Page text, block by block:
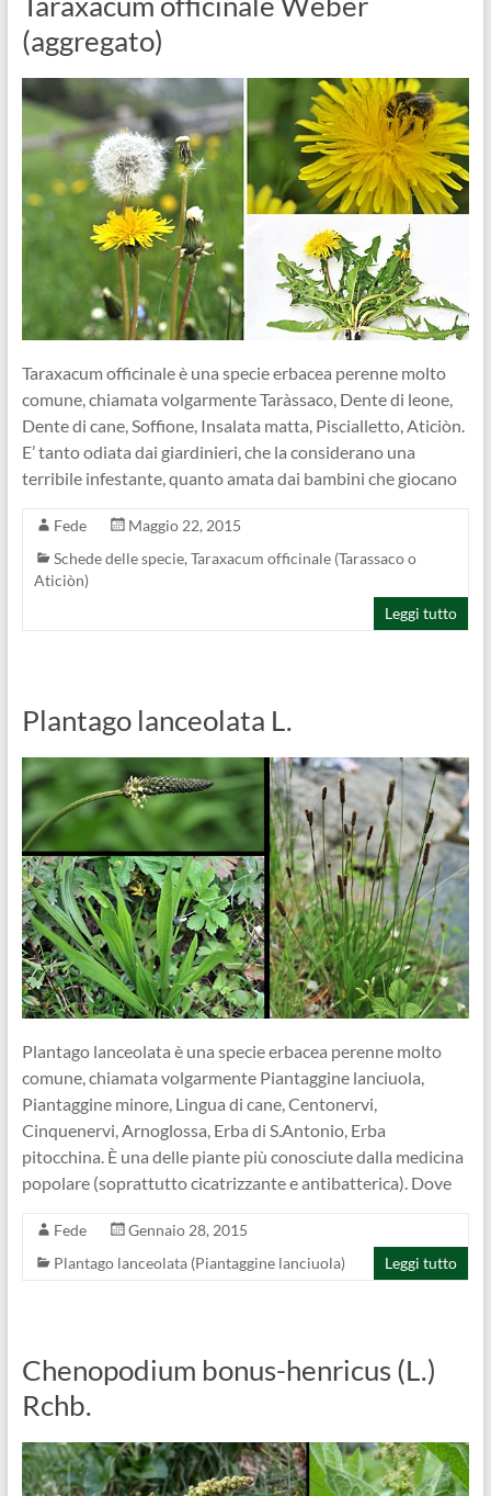
(aggregato)
Taraxacum officinale è una specie erbacea perenne molto
comune, chiamata volgarmente Taràssaco, Dente di leone,
Dente di cane, Soffione, Insalata matta, Piscialletto, Aticiòn.
E’ tanto odiata dai giardinieri, che la considerano una
terribile infestante, quanto amata dai bambini che giocano
Fede
Maggio 22, 2015
Schede delle specie, Taraxacum officinale (Tarassaco o
Aticiòn)
Leggi tutto
Plantago lanceolata L.
Plantago lanceolata è una specie erbacea perenne molto
comune, chiamata volgarmente Piantaggine lanciuola,
Piantaggine minore, Lingua di cane, Centonervi,
Cinquenervi, Arnoglossa, Erba di S.Antonio, Erba
pitocchina. È una delle piante più conosciute dalla medicina
popolare (soprattutto cicatrizzante e antibatterica). Dove
Fede
Gennaio 28, 2015
Plantago lanceolata (Piantaggine lanciuola)
Leggi tutto
Chenopodium bonus-henricus (L.)
Rchb.